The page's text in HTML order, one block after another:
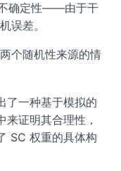
确定性——由于干
误差。
个随机性来源的情
了一种基于模拟的
证明其合理性，
SC 权重的具体构